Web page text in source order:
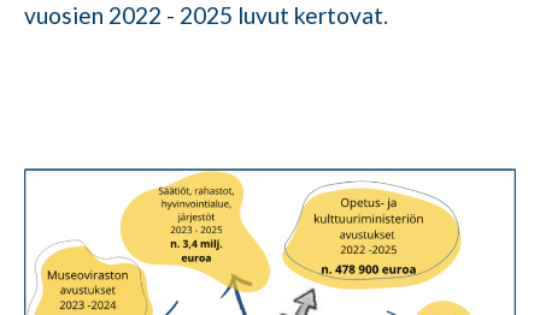
vuosien 2022 - 2025 luvut kertovat.